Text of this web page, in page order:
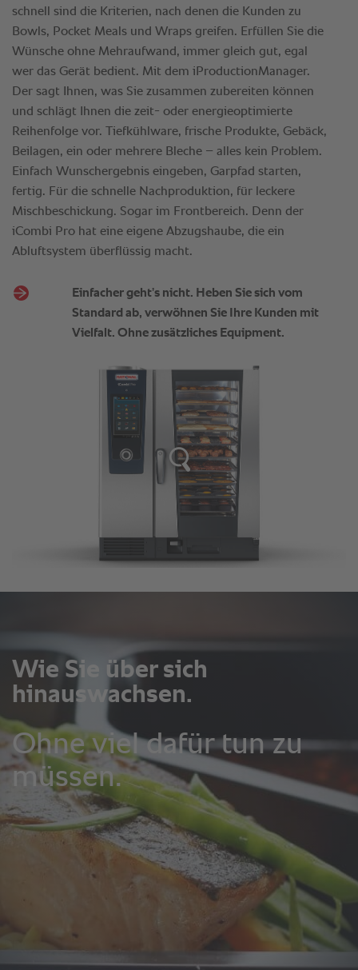
schnell sind die Kriterien, nach denen die Kunden zu
Bowls, Pocket Meals und Wraps greifen. Erfüllen Sie die
Wünsche ohne Mehraufwand, immer gleich gut, egal
wer das Gerät bedient. Mit dem iProductionManager.
Der sagt Ihnen, was Sie zusammen zubereiten können
und schlägt Ihnen die zeit- oder energieoptimierte
Reihenfolge vor. Tiefkühlware, frische Produkte, Gebäck,
Beilagen, ein oder mehrere Bleche – alles kein Problem.
Einfach Wunschergebnis eingeben, Garpfad starten,
fertig. Für die schnelle Nachproduktion, für leckere
Mischbeschickung. Sogar im Frontbereich. Denn der
iCombi Pro hat eine eigene Abzugshaube, die ein
Abluftsystem überflüssig macht.
Einfacher geht’s nicht. Heben Sie sich vom
Standard ab, verwöhnen Sie Ihre Kunden mit
Vielfalt. Ohne zusätzliches Equipment.